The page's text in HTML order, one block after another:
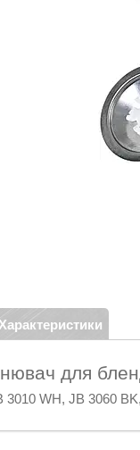
Характеристики
для
WH, JB 3060